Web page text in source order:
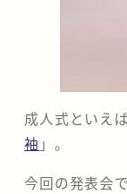
成人式といえ
袖 」。
今回の発表会